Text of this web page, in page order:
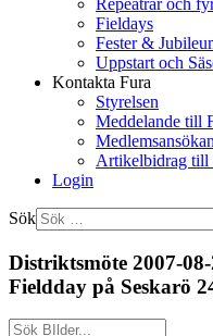
Repeatrar och
Fieldays
Fester &
Uppstart och
Kontakta Fura
Styrelsen
Meddelande till
Medlemsansökan
Artikelbidrag till
Login
Sök
Distriktsmöte 2007-
Fieldday på Seskarö